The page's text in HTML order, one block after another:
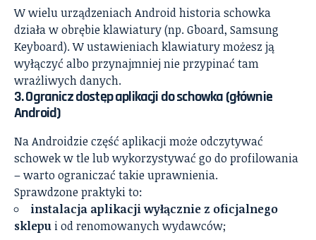
W wielu urządzeniach Android historia schowka
działa w obrębie klawiatury (np. Gboard, Samsung
Keyboard). W ustawieniach klawiatury możesz ją
wyłączyć albo przynajmniej nie przypinać tam
wrażliwych danych.
3. Ogranicz dostęp aplikacji do schowka (głównie
Android)
Na Androidzie część aplikacji może odczytywać
schowek w tle lub wykorzystywać go do profilowania
– warto ograniczać takie uprawnienia.
Sprawdzone praktyki to:
instalacja aplikacji wyłącznie z oficjalnego
sklepu i od renomowanych wydawców;